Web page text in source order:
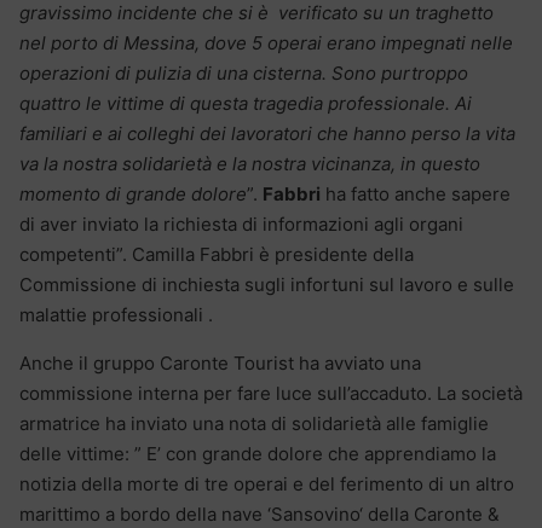
gravissimo incidente che si è verificato su un traghetto
nel porto di Messina, dove 5 operai erano impegnati nelle
operazioni di pulizia di una cisterna. Sono purtroppo
quattro le vittime di questa tragedia professionale. Ai
familiari e ai colleghi dei lavoratori che hanno perso la vita
va la nostra solidarietà e la nostra vicinanza, in questo
momento di grande dolore”. Fabbri ha fatto anche sapere
di aver inviato la richiesta di informazioni agli organi
competenti”. Camilla Fabbri è presidente della
Commissione di inchiesta sugli infortuni sul lavoro e sulle
malattie professionali .
Anche il gruppo Caronte Tourist ha avviato una
commissione interna per fare luce sull’accaduto. La società
armatrice ha inviato una nota di solidarietà alle famiglie
delle vittime: ” E’ con grande dolore che apprendiamo la
notizia della morte di tre operai e del ferimento di un altro
marittimo a bordo della nave ‘Sansovino‘ della Caronte &